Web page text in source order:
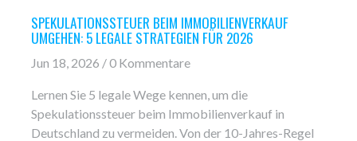
SPEKULATIONSSTEUER BEIM IMMOBILIENVERKAUF
UMGEHEN: 5 LEGALE STRATEGIEN FÜR 2026
Jun 18, 2026 / 0 Kommentare
Lernen Sie 5 legale Wege kennen, um die
Spekulationssteuer beim Immobilienverkauf in
Deutschland zu vermeiden. Von der 10-Jahres-Regel